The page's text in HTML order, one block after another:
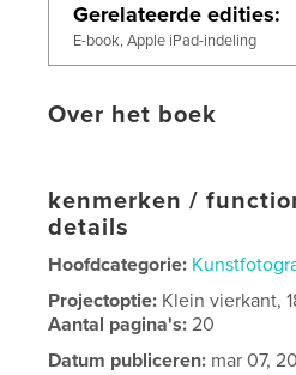
Gerelateerde edities
E-book, Apple iPad-indeling
Over het boek
kenmerken /
details
Hoofdcategorie:
Projectoptie: Klein vierkant,
Aantal pagina's:20
Datum publiceren: mar 07,